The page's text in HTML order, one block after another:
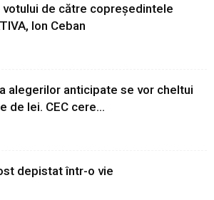
votului de către copreședintele
Ion Ceban
alegerilor anticipate se vor cheltui
de lei. CEC cere...
depistat într-o vie